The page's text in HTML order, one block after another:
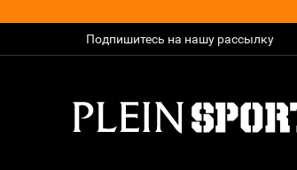
Подпишитесь на нашу рассылку